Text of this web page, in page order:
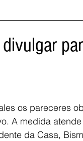
os pareceres
A medida
da Casa,